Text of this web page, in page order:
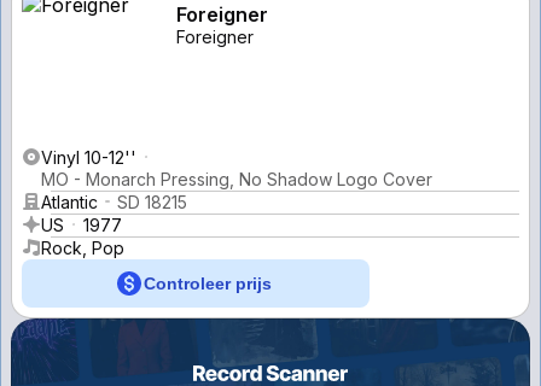
Foreigner
Foreigner
Vinyl 10-12''
MO - Monarch Pressing, No Shadow Logo Cover
Atlantic
SD 18215
US
1977
Rock, Pop
Controleer prijs